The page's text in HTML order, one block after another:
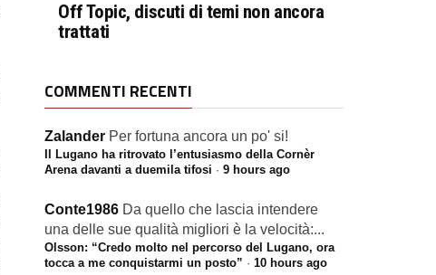
Off Topic, discuti di temi non ancora
trattati
COMMENTI RECENTI
Zalander Per fortuna ancora un po' si!
Il Lugano ha ritrovato l’entusiasmo della Cornèr
Arena davanti a duemila tifosi · 9 hours ago
Conte1986 Da quello che lascia intendere
una delle sue qualità migliori è la velocità:...
Olsson: “Credo molto nel percorso del Lugano, ora
tocca a me conquistarmi un posto” · 10 hours ago